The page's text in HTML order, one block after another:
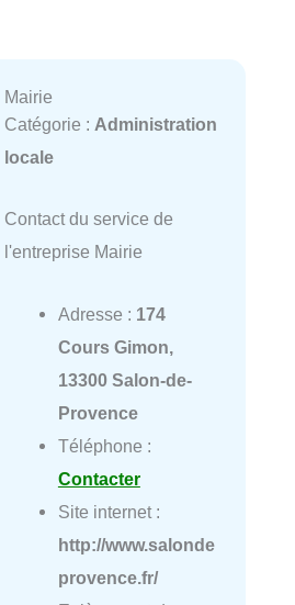
Mairie
Catégorie : Administration
locale
Contact du service de
l'entreprise Mairie
Adresse : 174
Cours Gimon,
13300 Salon-de-
Provence
Téléphone :
Contacter
Site internet :
http://www.salonde
provence.fr/